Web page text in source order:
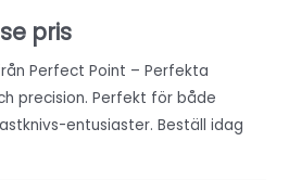
pris
Perfect Point – Perfekta
precision. Perfekt för både
entusiaster. Beställ idag